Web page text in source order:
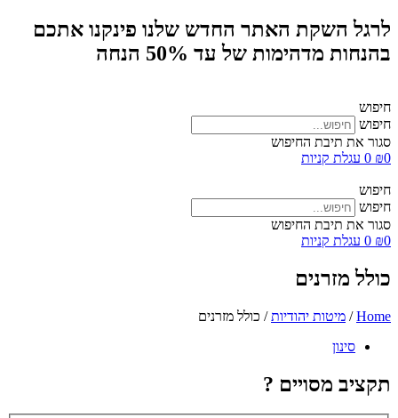
לרגל השקת האתר החדש שלנו פינקנו אתכם
בהנחות מדהימות של עד 50% הנחה
חיפוש
חיפוש
סגור את תיבת החיפוש
₪0
0 עגלת קניות
חיפוש
חיפוש
סגור את תיבת החיפוש
₪0
0 עגלת קניות
כולל מזרנים
Home
/ מיטות יהודיות/ כולל מזרנים
סינון
תקציב מסויים ?